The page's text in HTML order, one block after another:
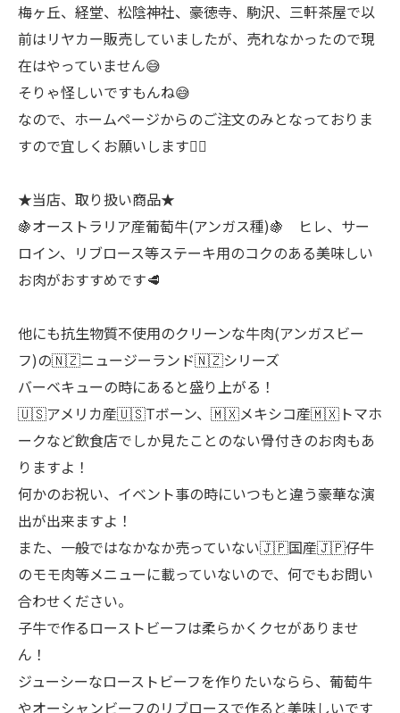
梅ヶ丘、経堂、松陰神社、豪徳寺、駒沢、三軒茶屋で以
前はリヤカー販売していましたが、売れなかったので現
在はやっていません😅
そりゃ怪しいですもんね😅
なので、ホームページからのご注文のみとなっておりま
すので宜しくお願いします🙇‍♂
★当店、取り扱い商品★
🍇オーストラリア産葡萄牛(アンガス種)🍇 ヒレ、サー
ロイン、リブロース等ステーキ用のコクのある美味しい
お肉がおすすめです🥩
他にも抗生物質不使用のクリーンな牛肉(アンガスビー
フ)の🇳🇿ニュージーランド🇳🇿シリーズ
バーベキューの時にあると盛り上がる！
🇺🇸アメリカ産🇺🇸Tボーン、🇲🇽メキシコ産🇲🇽トマホ
ークなど飲食店でしか見たことのない骨付きのお肉もあ
りますよ！
何かのお祝い、イベント事の時にいつもと違う豪華な演
出が出来ますよ！
また、一般ではなかなか売っていない🇯🇵国産🇯🇵仔牛
のモモ肉等メニューに載っていないので、何でもお問い
合わせください。
子牛で作るローストビーフは柔らかくクセがありませ
ん！
ジューシーなローストビーフを作りたいならら、葡萄牛
やオーシャンビーフのリブロースで作ると美味しいです